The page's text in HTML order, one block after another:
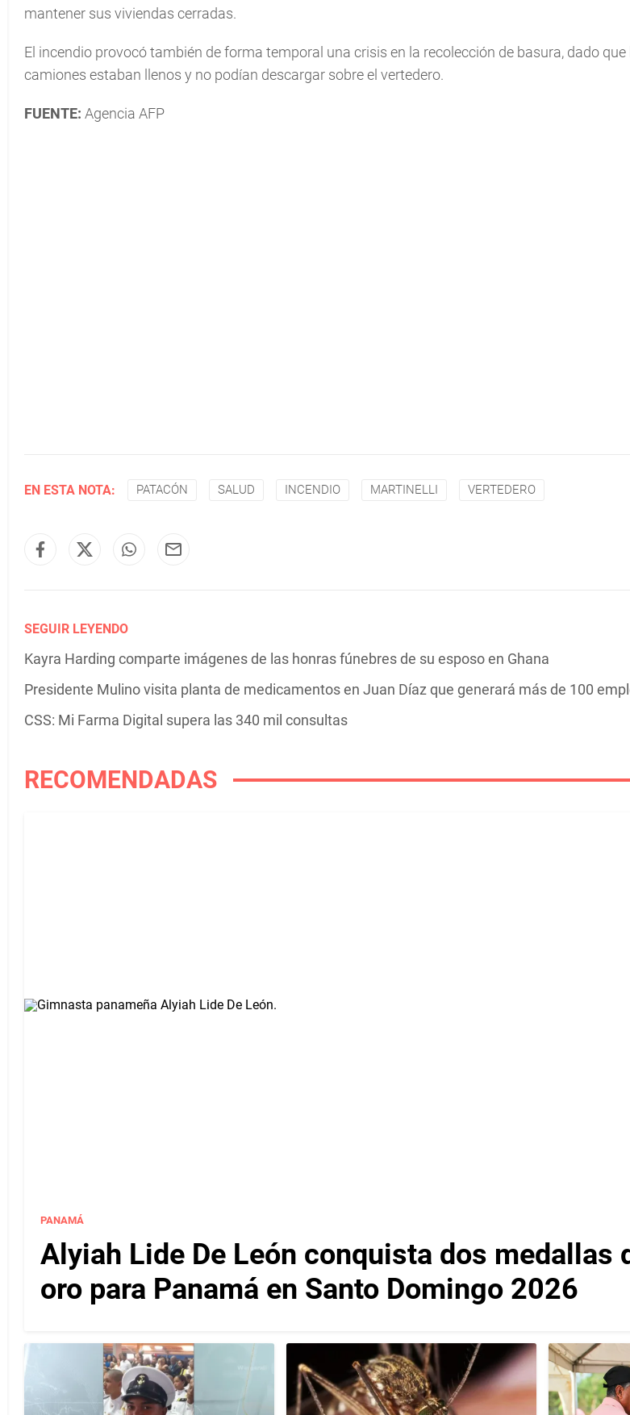
mantener sus viviendas cerradas.
El incendio provocó también de forma temporal una crisis en la recolección de basura, dado que
camiones estaban llenos y no podían descargar sobre el vertedero.
FUENTE: Agencia AFP
EN ESTA NOTA: PATACÓN SALUD INCENDIO MARTINELLI VERTEDERO
SEGUIR LEYENDO
Kayra Harding comparte imágenes de las honras fúnebres de su esposo en Ghana
Presidente Mulino visita planta de medicamentos en Juan Díaz que generará más de 100
CSS: Mi Farma Digital supera las 340 mil consultas
RECOMENDADAS
PANAMÁ
Alyiah Lide De León conquista dos medallas
oro para Panamá en Santo Domingo 2026